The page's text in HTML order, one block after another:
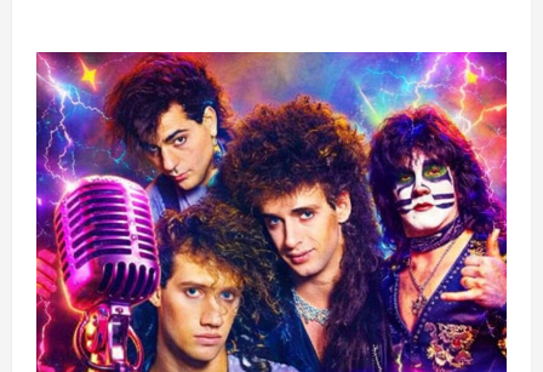
estrenará
serie
sobre
los
últimos
días
de
Salvador
Allende